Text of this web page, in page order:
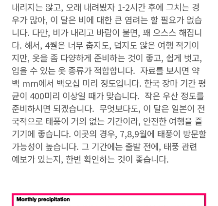
내리지는 않고, 오래 내려봤자 1-2시간 후에 그치는 경
우가 많아, 이 달은 비에 대한 큰 염려는 할 필요가 없습
니다. 다만, 비가 내리고 바람이 불면, 꽤 으스스 해집니
다. 해서, 4월은 너무 춥지도, 덥지도 않은 여행 적기이
지만, 옷을 좀 다양하게 준비하는 것이 좋고, 쉽게 벗고,
입을 수 있는 옷 종류가 적합합니다. 자료를 보시면 약
백 mm에서 백오십 미리 정도입니다. 한국 장마 기간 평
균이 400미리 이상일 때가 맞습니다. 작은 우산 정도를
준비하시면 되겠습니다. 무엇보다도, 이 달은 일본이 전
국적으로 태풍이 거의 없는 기간이라, 안전한 여행을 즐
기기에 좋습니다. 이곳의 경우, 7,8,9월에 태풍이 방문할
가능성이 높습니다. 그 기간에는 출발 전에, 태풍 관련
예보가 있는지, 한번 확인하는 것이 좋습니다.